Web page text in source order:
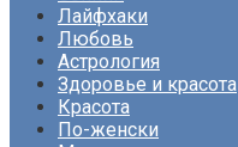
Лайфхаки
Любовь
Астрология
Здоровье и красота
Красота
По-женски